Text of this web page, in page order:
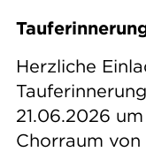
Herzliche
21.06.2026
Chorraum